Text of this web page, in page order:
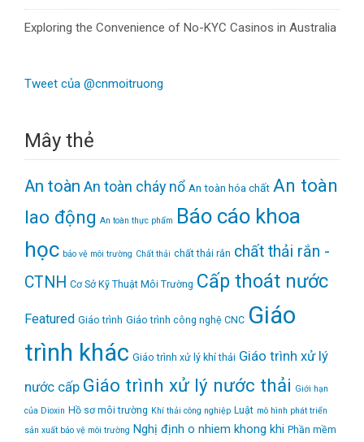
Exploring the Convenience of No-KYC Casinos in Australia
Tweet của @cnmoitruong
Mây thẻ
An toàn An toàn cháy nổ An toàn hóa chất An toàn
lao động An toàn thực phẩm Báo cáo khoa
học bảo vệ môi trường Chất thải chất thải rắn chất thải rắn -
CTNH Cơ Sở Kỹ Thuật Môi Trường Cấp thoát nước
Featured Giáo trình Giáo trình công nghệ CNC Giáo
trình khác Giáo trình xử lý khí thải Giáo trình xử lý
nước cấp Giáo trình xử lý nước thải Giới hạn
của Dioxin Hồ sơ môi trường Khí thải công nghiệp Luật mô hình phát triển
sản xuất bảo vệ môi trường Nghị định o nhiem khong khi Phần mềm